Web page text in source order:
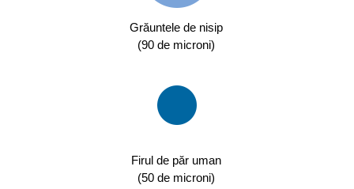
Grăuntele de nisip
(90 de microni)
Firul de păr uman
(50 de microni)